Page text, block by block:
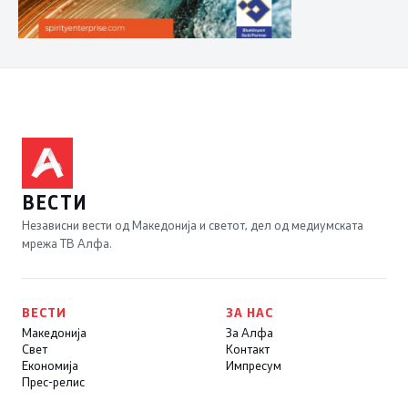
ВЕСТИ
Независни вести од Македонија и светот, дел од медиумската
мрежа ТВ Алфа.
ВЕСТИ
Македонија
Свет
Економија
Прес-релис
ЗА НАС
За Алфа
Контакт
Импресум